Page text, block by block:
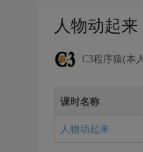
人物动起来
C3程序猿(本
课时名称
人物动起来